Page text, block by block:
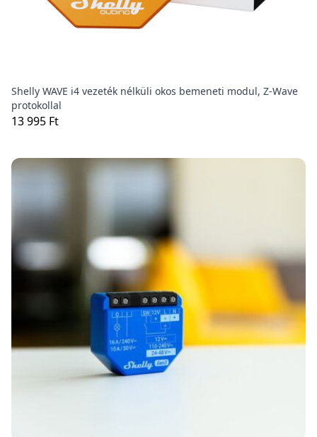
Shelly WAVE i4 vezeték nélküli okos bemeneti modul, Z-Wave
protokollal
13 995 Ft